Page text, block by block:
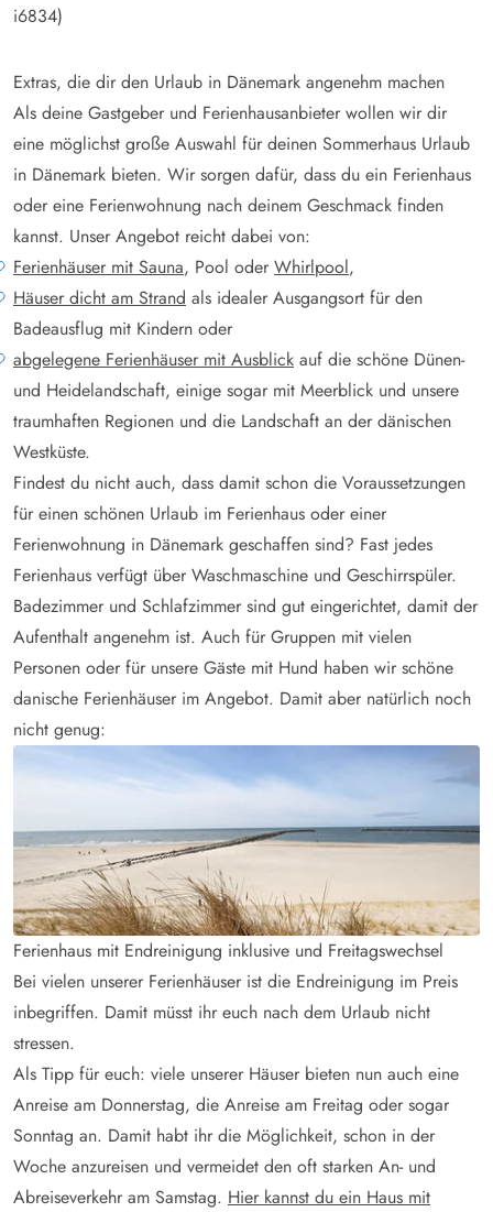
i6834)
Extras, die dir den Urlaub in Dänemark angenehm machen
Als deine Gastgeber und Ferienhausanbieter wollen wir dir
eine möglichst große Auswahl für deinen Sommerhaus Urlaub
in Dänemark bieten. Wir sorgen dafür, dass du ein Ferienhaus
oder eine Ferienwohnung nach deinem Geschmack finden
kannst. Unser Angebot reicht dabei von:
Ferienhäuser mit Sauna, Pool oder Whirlpool,
Häuser dicht am Strand als idealer Ausgangsort für den
Badeausflug mit Kindern oder
abgelegene Ferienhäuser mit Ausblick auf die schöne Dünen-
und Heidelandschaft, einige sogar mit Meerblick und unsere
traumhaften Regionen und die Landschaft an der dänischen
Westküste.
Findest du nicht auch, dass damit schon die Voraussetzungen
für einen schönen Urlaub im Ferienhaus oder einer
Ferienwohnung in Dänemark geschaffen sind? Fast jedes
Ferienhaus verfügt über Waschmaschine und Geschirrspüler.
Badezimmer und Schlafzimmer sind gut eingerichtet, damit der
Aufenthalt angenehm ist. Auch für Gruppen mit vielen
Personen oder für unsere Gäste mit Hund haben wir schöne
danische Ferienhäuser im Angebot. Damit aber natürlich noch
nicht genug:
Ferienhaus mit Endreinigung inklusive und Freitagswechsel
Bei vielen unserer Ferienhäuser ist die Endreinigung im Preis
inbegriffen. Damit müsst ihr euch nach dem Urlaub nicht
stressen.
Als Tipp für euch: viele unserer Häuser bieten nun auch eine
Anreise am Donnerstag, die Anreise am Freitag oder sogar
Sonntag an. Damit habt ihr die Möglichkeit, schon in der
Woche anzureisen und vermeidet den oft starken An- und
Abreiseverkehr am Samstag. Hier kannst du ein Haus mit